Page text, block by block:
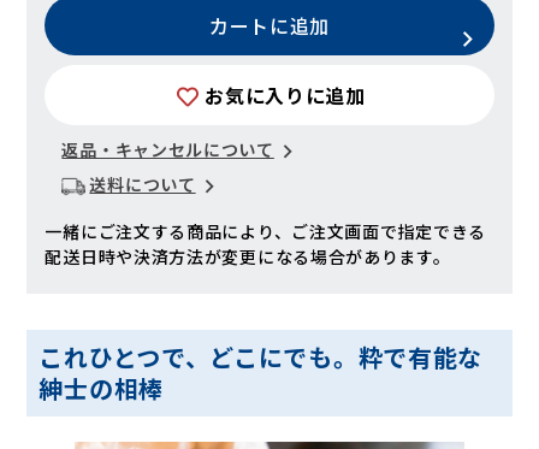
カートに追加
お気に入りに追加
返品・キャンセルについて
送料について
一緒にご注文する商品により、ご注文画面で指定できる
配送日時や決済方法が変更になる場合があります。
これひとつで、どこにでも。粋で有能な
紳士の相棒